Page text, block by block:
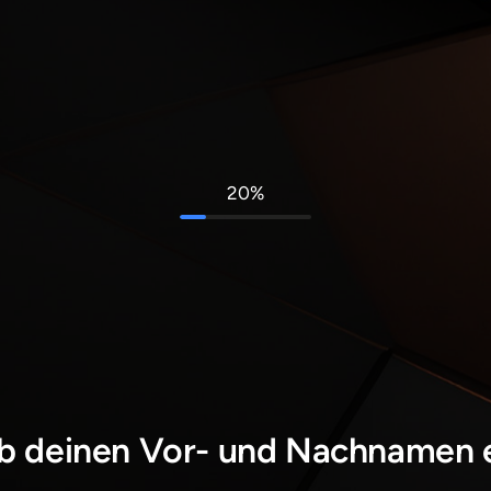
20%
deinen Vor- und Nachnamen